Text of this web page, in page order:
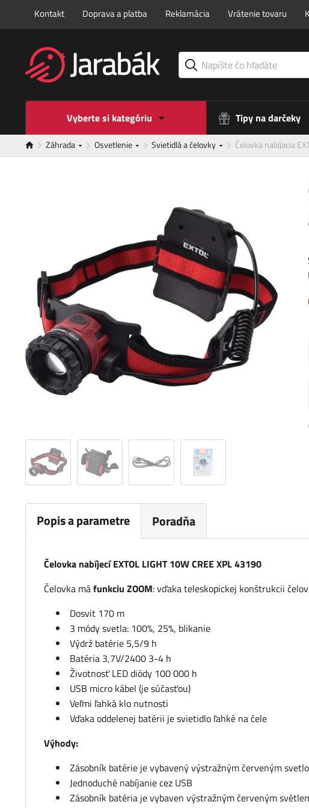
Kontakt Doprava a platba Reklamácia Vrátenie tovaru
Vyberte si kategóriu Tipy na darčeky
Záhrada Osvetlenie Svietidlá a čelovky Čelovka nabíjacia
Popis a parametre Poradňa
Čelovka nabíjecí EXTOL LIGHT 10W CREE XPL 43190
Čelovka máfunkciu ZOOM: vďaka teleskopickej konštrukcii
Dosvit 170 m
3 módy svetla: 100%, 25%, blikanie
Výdrž batérie 5,5/9 h
Batéria 3,7V/2400 3-4 h
Životnosť LED diódy 100 000 h
USB micro kábel (je súčasťou)
Veľmi ľahká klo nutnosti
Vďaka oddelenej batérii je svietidlo ľahké na čele
Výhody:
Zásobník batérie je vybavený výstražným červeným
Jednoduché nabíjanie cez USB
Zásobník batéria je vybaven výstražným červeným